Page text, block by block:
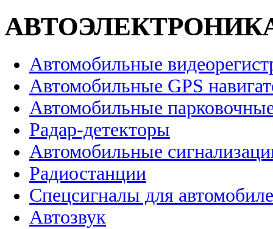
Автомобильные
Автомобильные GPS
Автомобильные
Радар-детекторы
Автомобильные
Радиостанции
Спецсигналы для
Автозвук